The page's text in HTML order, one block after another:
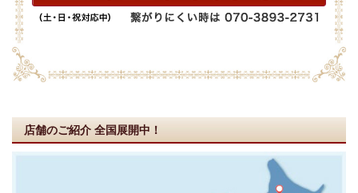
店舗のご紹介 全国展開中！